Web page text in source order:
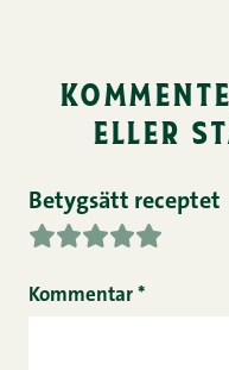
eller
Betygsätt receptet
Kommentar *